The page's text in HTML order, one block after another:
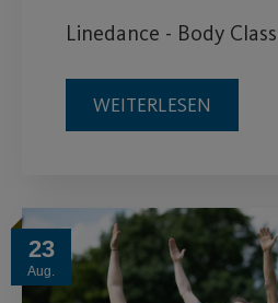
Linedance - Body
WEITERLESEN
23
Aug.